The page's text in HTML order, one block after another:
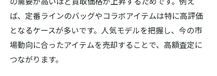
ば、定番ラインのバッグやコラボアイテムは特に高評価
となるケースが多いです。人気モデルを把握し、今の市
場動向に合ったアイテムを売却することで、高額査定に
つながります。